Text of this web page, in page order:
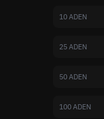
10 ADEN
25 ADEN
50 ADEN
100 ADEN